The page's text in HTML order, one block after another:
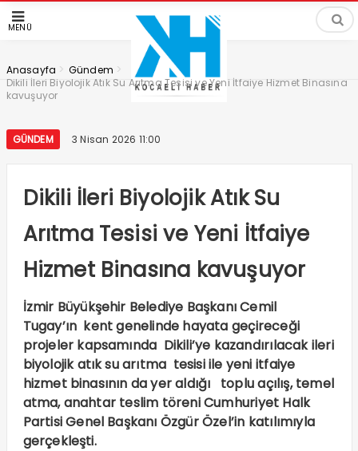
MENÜ
Anasayfa > Gündem >
Dikili İleri Biyolojik Atık Su Arıtma Tesisi ve Yeni İtfaiye Hizmet Binasına
kavuşuyor
GÜNDEM 3 Nisan 2026 11:00
Dikili İleri Biyolojik Atık Su
Arıtma Tesisi ve Yeni İtfaiye
Hizmet Binasına kavuşuyor
İzmir Büyükşehir Belediye Başkanı Cemil
Tugay’ın kent genelinde hayata geçireceği
projeler kapsamında Dikili’ye kazandırılacak ileri
biyolojik atık su arıtma tesisi ile yeni itfaiye
hizmet binasının da yer aldığı toplu açılış, temel
atma, anahtar teslim töreni Cumhuriyet Halk
Partisi Genel Başkanı Özgür Özel’in katılımıyla
gerçekleşti.